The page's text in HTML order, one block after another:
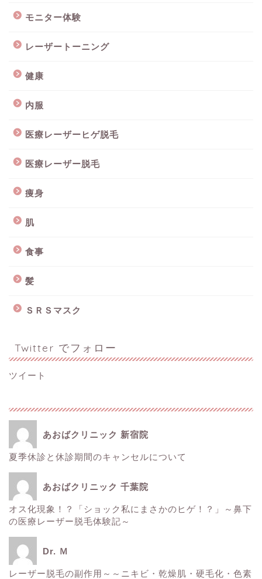
モニター体験
レーザートーニング
健康
内服
医療レーザーヒゲ脱毛
医療レーザー脱毛
痩身
肌
食事
髪
ＳＲＳマスク
Twitter でフォロー
ツイート
あおばクリニック 新宿院
夏季休診と休診期間のキャンセルについて
あおばクリニック 千葉院
オス化現象！？「ショック私にまさかのヒゲ！？」～鼻下
の医療レーザー脱毛体験記～
Dr. Ｍ
レーザー脱毛の副作用～～ニキビ・乾燥肌・硬毛化・色素
■美容情報■
健康